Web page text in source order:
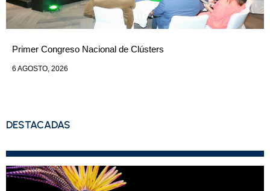
Primer Congreso Nacional de Clústers
6 AGOSTO, 2026
DESTACADAS